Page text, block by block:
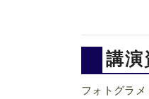
講演
フォトグラ